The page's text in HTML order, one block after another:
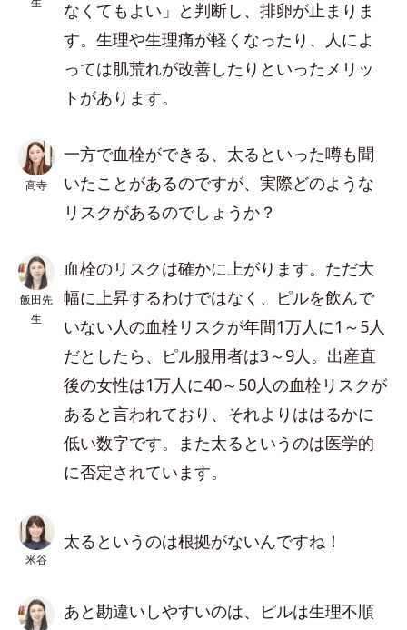
なくてもよい」と判断し、排卵が止まりま
す。生理や生理痛が軽くなったり、人によ
っては肌荒れが改善したりといったメリッ
トがあります。
高寺
一方で血栓ができる、太るといった噂も聞
いたことがあるのですが、実際どのような
リスクがあるのでしょうか？
飯田先
生
血栓のリスクは確かに上がります。ただ大
幅に上昇するわけではなく、ピルを飲んで
いない人の血栓リスクが年間1万人に1～5人
だとしたら、ピル服用者は3～9人。出産直
後の女性は1万人に40～50人の血栓リスクが
あると言われており、それよりははるかに
低い数字です。また太るというのは医学的
に否定されています。
米谷
太るというのは根拠がないんですね！
あと勘違いしやすいのは、ピルは生理不順